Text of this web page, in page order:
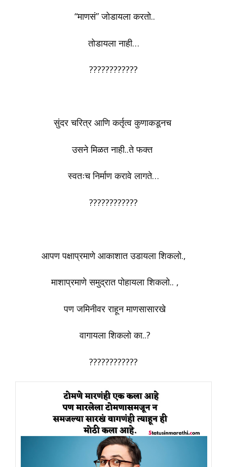
“माणसं” जोडायला करतो..
तोडायला नाही…
????????????
सुंदर चरित्र आणि कर्तृत्व कुणाकडूनच
उसने मिळत नाही..ते फक्त
स्वतःच निर्माण करावे लागते…
????????????
आपण पक्षाप्रमाणे आकाशात उडायला शिकलो.,
माशाप्रमाणे समुद्रात पोहायला शिकलो.. ,
पण जमिनीवर राहून माणसासारखे
वागायला शिकलो का..?
????????????